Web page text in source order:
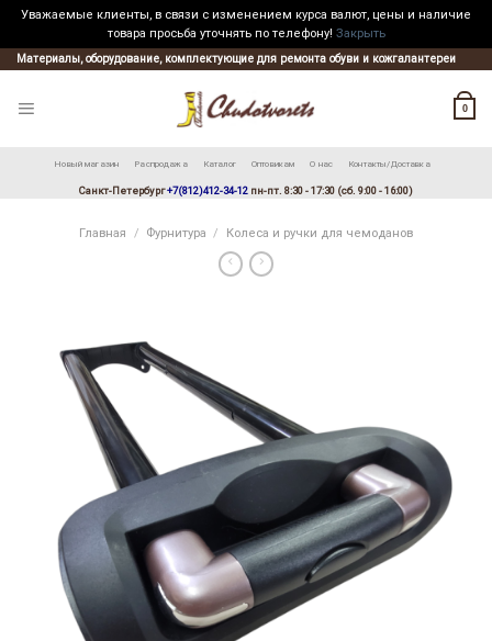
Уважаемые клиенты, в связи с изменением курса валют, цены и наличие
товара просьба уточнять по телефону! Закрыть
Skip
to
Материалы, оборудование, комплектующие для ремонта обуви и кожгалантереи
0
Новый магазин Распродажа Каталог Оптовикам О нас Контакты/Доставка
Санкт-Петербург+7(812)412-34-12 пн-пт. 8:30 - 17:30 (сб. 9:00 - 16:00)
Главная / Фурнитура / Колеса и ручки для чемоданов